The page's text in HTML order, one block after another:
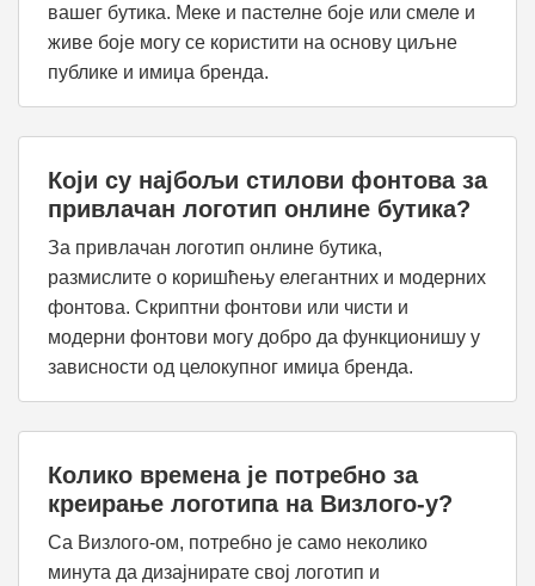
вашег бутика. Меке и пастелне боје или смеле и
живе боје могу се користити на основу циљне
публике и имиџа бренда.
Који су најбољи стилови фонтова за
привлачан логотип онлине бутика?
За привлачан логотип онлине бутика,
размислите о коришћењу елегантних и модерних
фонтова. Скриптни фонтови или чисти и
модерни фонтови могу добро да функционишу у
зависности од целокупног имиџа бренда.
Колико времена је потребно за
креирање логотипа на Визлого-у?
Са Визлого-ом, потребно је само неколико
минута да дизајнирате свој логотип и